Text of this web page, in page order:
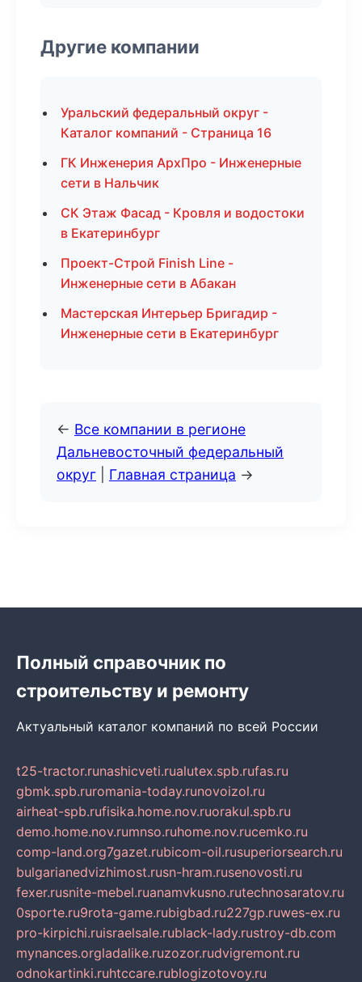
Другие компании
Уральский федеральный округ -
Каталог компаний - Страница 16
ГК Инженерия АрхПро - Инженерные
сети в Нальчик
СК Этаж Фасад - Кровля и водостоки
в Екатеринбург
Проект-Строй Finish Line -
Инженерные сети в Абакан
Мастерская Интерьер Бригадир -
Инженерные сети в Екатеринбург
← Все компании в регионе
Дальневосточный федеральный
округ
Главная страница →
Полный справочник по
строительству и ремонту
Актуальный каталог компаний по всей России
t25-tractor.runashicveti.rualutex.spb.rufas.ru
gbmk.spb.ruromania-today.runovoizol.ru
airheat-spb.rufisika.home.nov.ruorakul.spb.ru
demo.home.nov.rumnso.ruhome.nov.rucemko.ru
comp-land.org7gazet.rubicom-oil.rusuperiorsearch.ru
bulgarianedvizhimost.rusn-hram.rusenovosti.ru
fexer.rusnite-mebel.ruanamvkusno.rutechnosaratov.ru
0sporte.ru9rota-game.rubigbad.ru227gp.ruwes-ex.ru
pro-kirpichi.ruisraelsale.rublack-lady.rustroy-db.com
mynances.orgladalike.ruzozor.rudvigremont.ru
odnokartinki.ruhtccare.rublogizotovoy.ru